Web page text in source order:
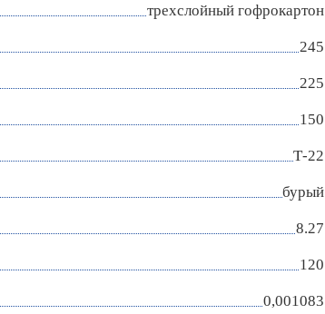
трехслойный гофрокартон
245
225
150
Т-22
бурый
8.27
120
0,001083